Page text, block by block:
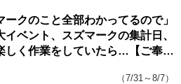
ークのこと全部わかってるので」
イベント、スズマークの集計日、
しく作業をしていたら…【ご奉仕
（7/31～8/7）